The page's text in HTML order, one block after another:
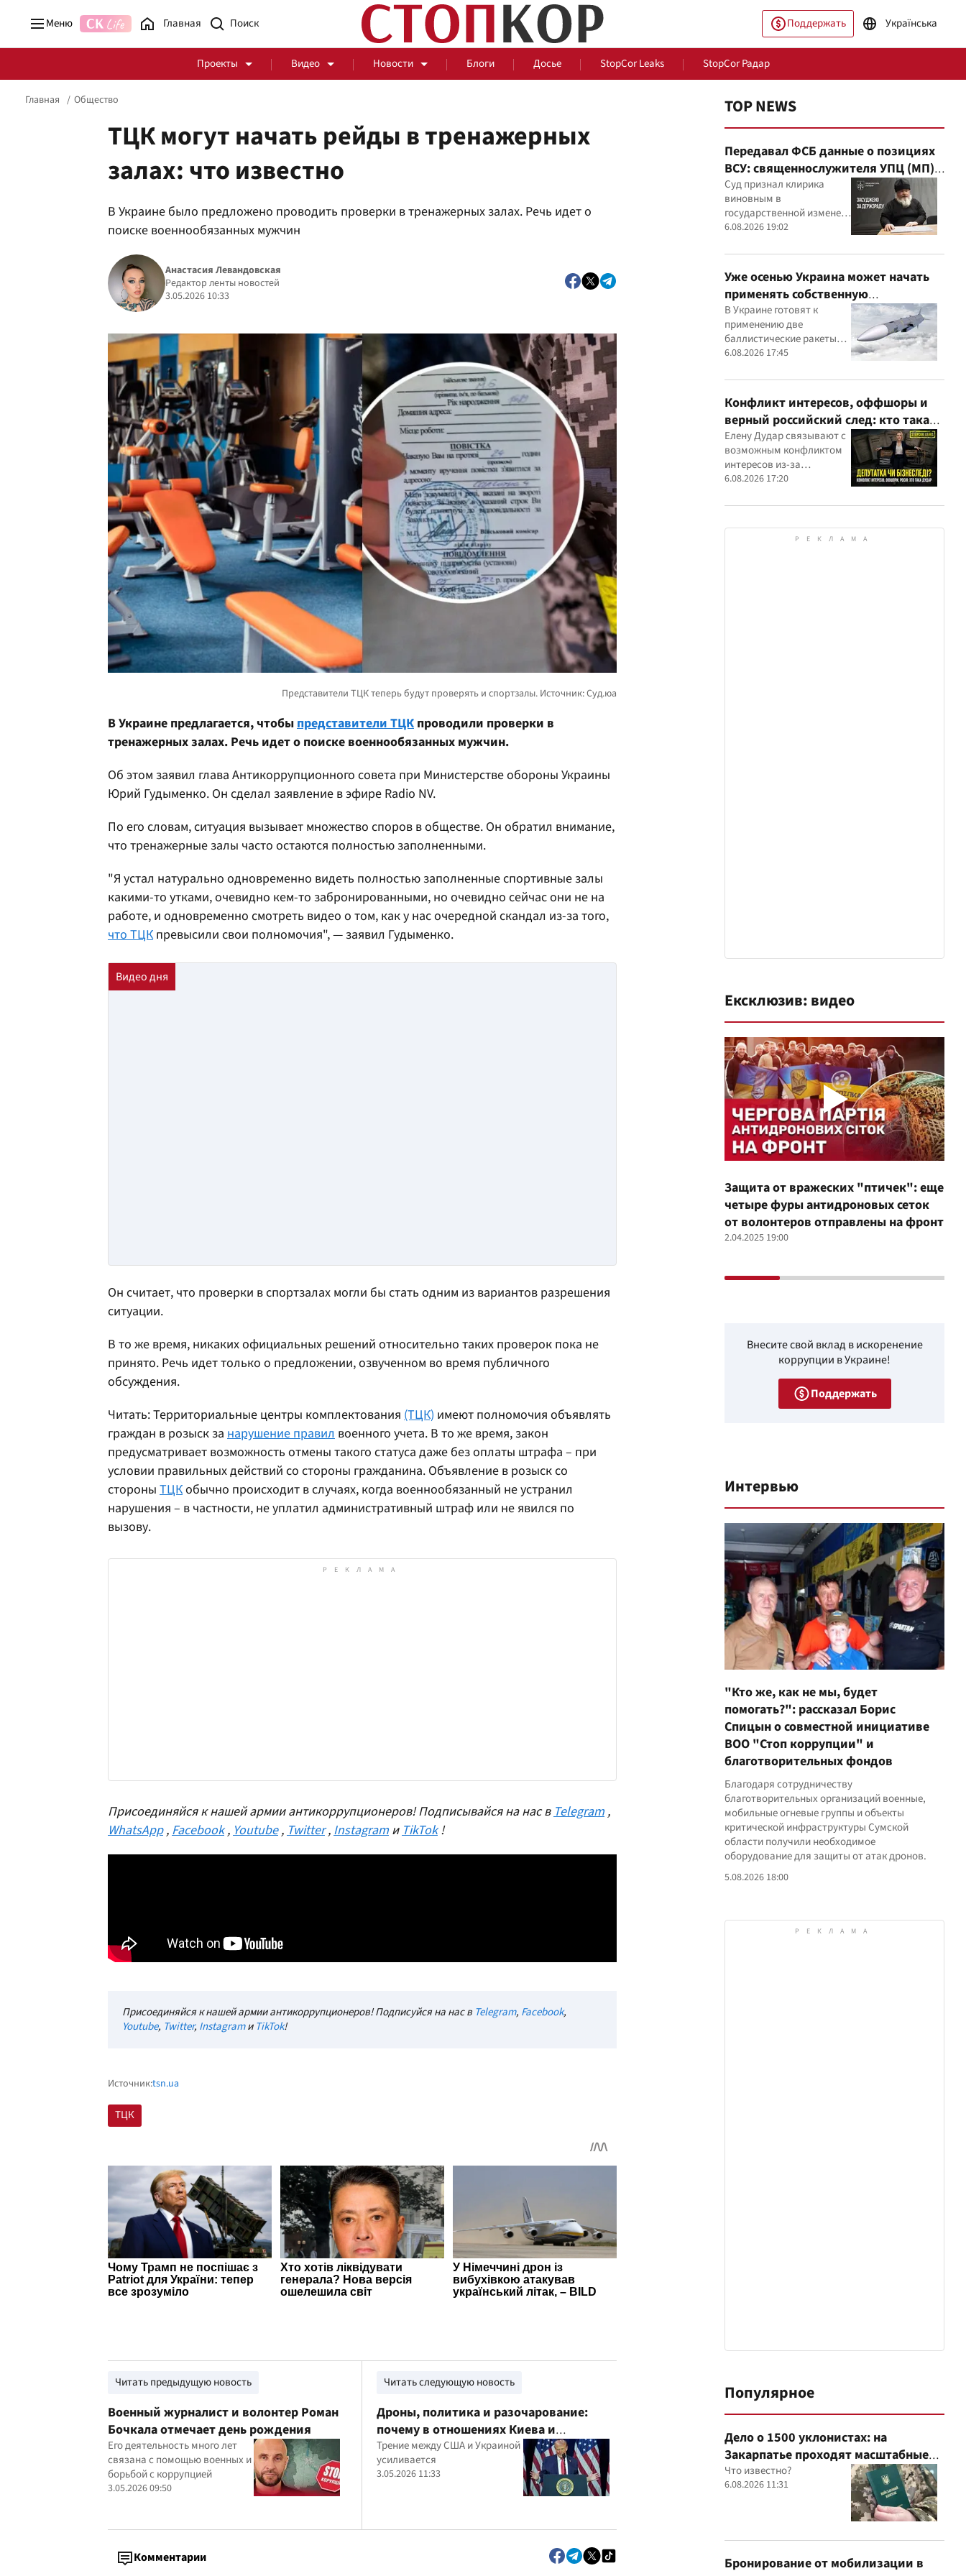
Меню Главная Поддержать Українська
Проекты Видео Новости Блоги Досье StopCor Leaks StopCor Радар
Стоп Политической Коррупции Честные закупки
Здоровье События
Главная Общество
ТЦК могут начать рейды в тренажерных
залах: что известно
В Украине было предложено проводить проверки в тренажерных залах. Речь идет о
поиске военнообязанных мужчин
Анастасия Левандовская
Редактор ленты новостей
3.05.2026 10:33
В Украине предлагается, чтобы представители ТЦК проводили проверки в
тренажерных залах. Речь идет о поиске военнообязанных мужчин.
Об этом заявил глава Антикоррупционного совета при Министерстве обороны Украины
Юрий Гудыменко. Он сделал заявление в эфире Radio NV.
По его словам, ситуация вызывает множество споров в обществе. Он обратил внимание,
что тренажерные залы часто остаются полностью заполненными.
"Я устал натурально одновременно видеть полностью заполненные спортивные залы
какими-то утками, очевидно кем-то забронированными, но очевидно сейчас они не на
работе, и одновременно смотреть видео о том, как у нас очередной скандал из-за того,
что ТЦКпревысили свои полномочия", — заявил Гудыменко.
Он считает, что проверки в спортзалах могли бы стать одним из вариантов разрешения
ситуации.
В то же время, никаких официальных решений относительно таких проверок пока не
принято. Речь идет только о предложении, озвученном во время публичного
обсуждения.
Читать: Территориальные центры комплектования (ТЦК) имеют полномочия объявлять
граждан в розыск за нарушение правил военного учета. В то же время, закон
предусматривает возможность отмены такого статуса даже без оплаты штрафа – при
условии правильных действий со стороны гражданина. Объявление в розыск со
стороны ТЦКобычно происходит в случаях, когда военнообязанный не устранил
нарушения – в частности, не уплатил административный штраф или не явился по
вызову.
Присоединяйся к нашей армии антикоррупционеров! Подписывайся на нас в Telegram ,
WhatsApp , Facebook , Youtube , Twitter , Instagram и TikTok !
Присоединяйся к нашей армии антикоррупционеров! Подписуйся на нас в Telegram, Facebook,
Youtube, Twitter, InstagramиTikTok!
Источник:tsn.ua
ТЦК
Читать предыдущую новость
Военный журналист и волонтер Роман
Бочкала отмечает день рождения
Его деятельность много лет
связана с помощью военных и
борьбой с коррупцией
3.05.2026 09:50
Читать следующую новость
Дроны, политика и разочарование:
почему в отношениях Киева и
Вашингтона возникло напряжение
Трение между США и Украиной
усиливается
3.05.2026 11:33
Комментарии
TOP NEWS
Передавал ФСБ данные о позициях
ВСУ: священнослужителя УПЦ (МП)
приговорили к 15 годам
Суд признал клирика
виновным в
государственной измене и
постановил конфисковать
6.08.2026 19:02
Уже осенью Украина может начать
применять собственную
баллистическую ракету FP-7 по
вражеским целям
В Украине готовят к
применению две
баллистические ракеты
собственного
6.08.2026 17:45
Конфликт интересов, оффшоры и
верный российский след: кто такая
Елена Дударь
Елену Дудар связывают с
возможным конфликтом
интересов из-за
семейного строительного
скандалов, судебных дел
6.08.2026 17:20
Ексклюзив: видео
Защита от вражеских "птичек": еще
четыре фуры антидроновых сеток
от волонтеров отправлены на фронт
2.04.2025 19:00
Внесите свой вклад в искоренение
коррупции в Украине!
Поддержать
Интервью
"Кто же, как не мы, будет
помогать?": рассказал Борис
Спицын о совместной инициативе
ВОО "Стоп коррупции" и
благотворительных фондов
Благодаря сотрудничеству
благотворительных организаций военные,
мобильные огневые группы и объекты
критической инфраструктуры Сумской
области получили необходимое
оборудование для защиты от атак дронов.
5.08.2026 18:00
Популярное
Дело о 1500 уклонистах: на
Закарпатье проходят масштабные
обыски в ТЦК, – Глагола
Что известно?
6.08.2026 11:31
Бронирование от мобилизации в